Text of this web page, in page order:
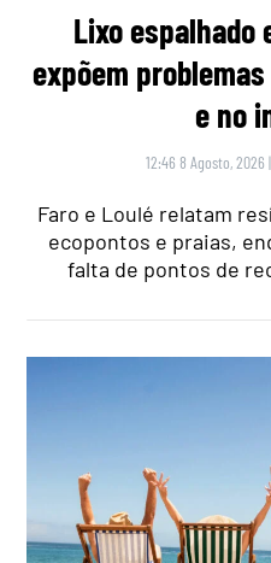
Lixo espalhado
expõem
e no
12:46 8 Agosto, 2026 |
Faro e Loulé relatam
ecopontos e praias,
falta de pontos de